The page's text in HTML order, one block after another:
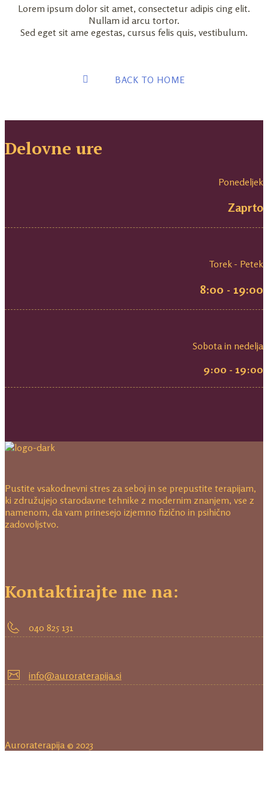
Lorem ipsum dolor sit amet, consectetur adipis cing elit.
Nullam id arcu tortor.
Sed eget sit ame egestas, cursus felis quis, vestibulum.
BACK TO HOME
Delovne ure
Ponedeljek
Zaprto
Torek - Petek
8:00 - 19:00
Sobota in nedelja
9:00 - 19:00
Pustite vsakodnevni stres za seboj in se prepustite terapijam,
ki združujejo starodavne tehnike z modernim znanjem, vse z
namenom, da vam prinesejo izjemno fizično in psihično
zadovoljstvo.
Kontaktirajte me na:
040 825 131
info@auroraterapija.si
Auroraterapija © 2023